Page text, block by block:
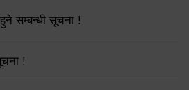
सम्बन्धी सूचना !
!